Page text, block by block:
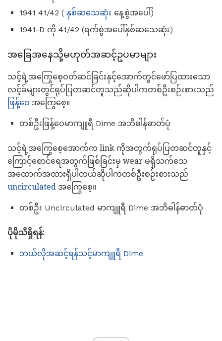
1941 41/42 ( နှစ်ဆသေဆုံး နေ့စွဲအပေါ်)
1941-D ကို 41/42 (ရက်စွဲအပေါ်နှစ်ဆသေဆုံး)
အခြေအနေသို့မဟုတ်အဆင့်ဥပမာများ
သင့်ရဲ့အကြွေစေ့ဝတ်ဆင်ခြင်းနှင့်အောက်တွင်ဖော်ပြထားသော
လင့်ခ်များတွင်ရုပ်ပြတဆင်တူသည်ဆိုပါကတစ်ဦးစဉ်းစားသည်
ဖြန့်ဝေ အကြွေစေ့။
တစ်ဦးဖြန့်ဝေမာကျူရီ Dime အဘိဓါန်ဓာတ်ပုံ
သင့်ရဲ့အကြွေစေ့အောက်က link ကိုအတွက်ရုပ်ပြတဆင်တူနှင့်
ကြောင့်စောင်ရေအတွက်ဖြစ်ခြင်းမှ wear မရှိသက်သေ
အထောက်အထားရှိပါတယ်ဆိုပါကတစ်ဦးစဉ်းစားသည်
uncirculated အကြွေစေ့။
တစ်ဦး Uncirculated မာကျူရီ Dime အဘိဓါန်ဓာတ်ပုံ
ပိုမိုသိရှိရန်:
ဘယ်လိုအဆင့်ရန်သင့်မာကျူရီ Dime